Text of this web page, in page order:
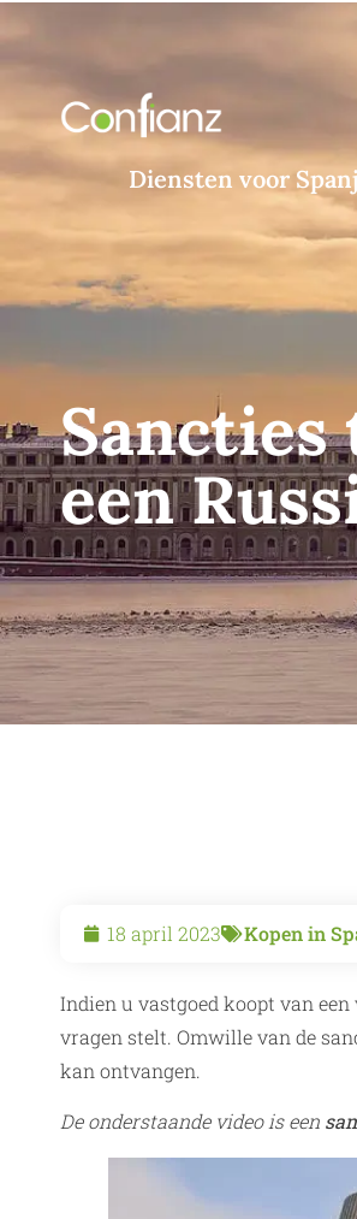
Diensten voor
Sancties
een
18 april 2023 Kopen in
Indien u vastgoed koopt van
vragen stelt. Omwille van de
kan ontvangen.
De onderstaande video is een